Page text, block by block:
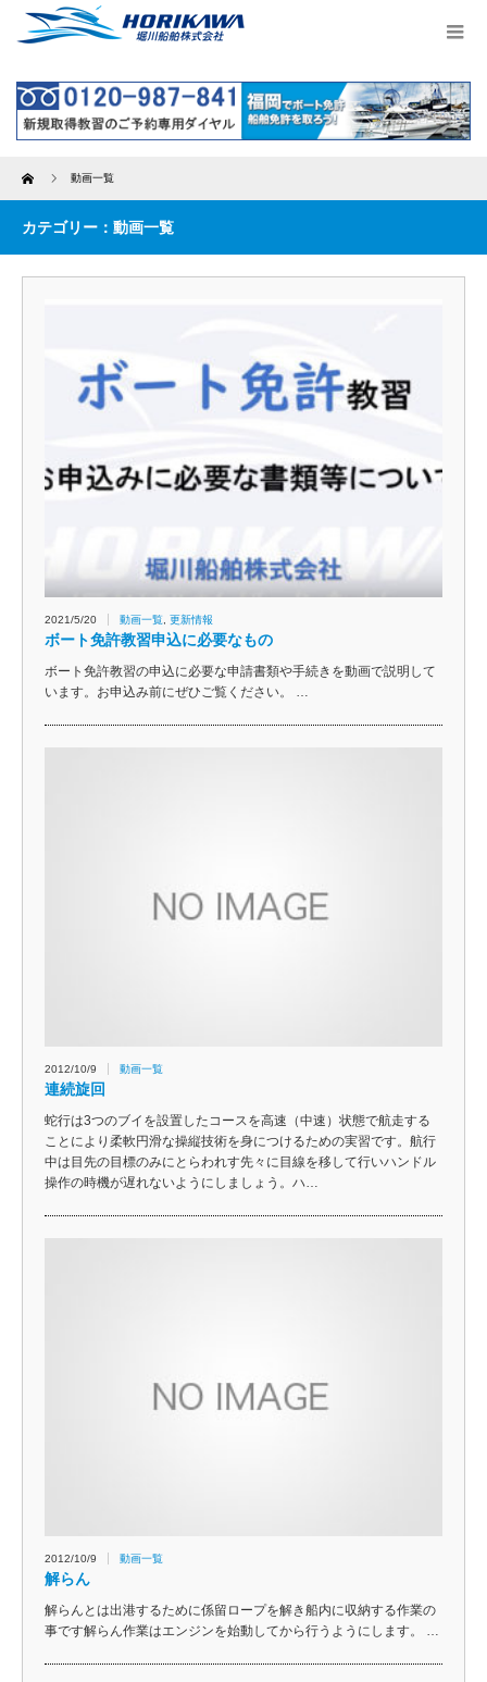
Home 動画一覧
カテゴリー：動画一覧
2021/5/20 動画一覧 更新情報
ボート免許教習申込に必要なもの
ボート免許教習の申込に必要な申請書類や手続きを動画で説明して
います。お申込み前にぜひご覧ください。 …
2012/10/9 動画一覧
連続旋回
蛇行は3つのブイを設置したコースを高速（中速）状態で航走する
ことにより柔軟円滑な操縦技術を身につけるための実習です。航行
中は目先の目標のみにとらわれす先々に目線を移して行いハンドル
操作の時機が遅れないようにしましょう。ハ…
2012/10/9 動画一覧
解らん
解らんとは出港するために係留ロープを解き船内に収納する作業の
事です解らん作業はエンジンを始動してから行うようにします。 …